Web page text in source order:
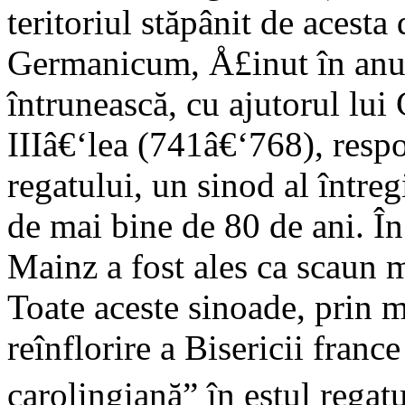
teritoriul stăpânit de
Germanicum, Å£inut în
întrunească, cu ajutorul
IIIâ€‘lea (741â€‘768),
regatului, un sinod al
de mai bine de 80 de ani.
Mainz a fost ales ca
Toate aceste sinoade, prin
reînflorire a Bisericii
carolingiană” în estul